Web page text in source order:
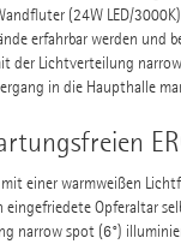
(24W LED/
erfahrbar werden und
der Lichtverteilung
in die Haupthalle
einer warmweißen
Opferaltar
narrow spot (6°)